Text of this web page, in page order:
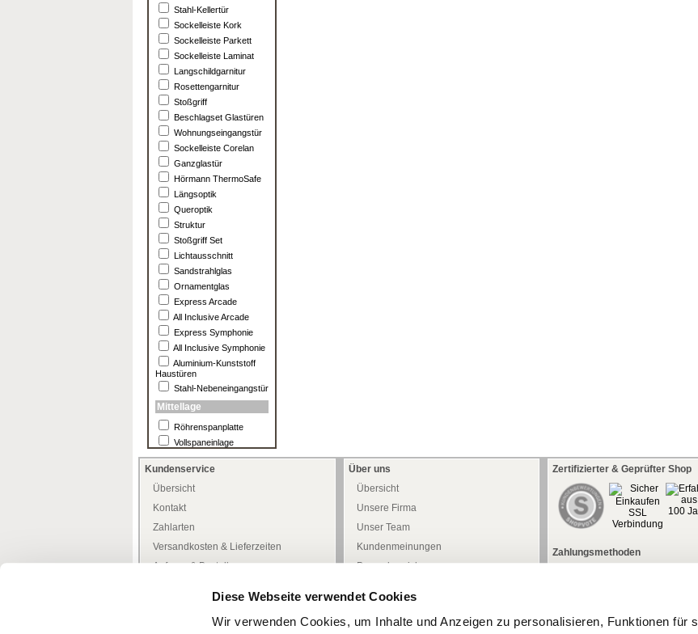
Diese Webseite verwendet Cookies
Wir verwenden Cookies, um Inhalte und Anzeigen zu personalisieren, Funktionen für
Stahl-Kellertür
Sockelleiste Kork
Sockelleiste Parkett
Sockelleiste Laminat
Langschildgarnitur
Rosettengarnitur
Stoßgriff
Beschlagset Glastüren
Wohnungseingangstür
Sockelleiste Corelan
Ganzglastür
Hörmann ThermoSafe
Längsoptik
Queroptik
Struktur
Stoßgriff Set
Lichtausschnitt
Sandstrahlglas
Ornamentglas
Express Arcade
All Inclusive Arcade
Express Symphonie
All Inclusive Symphonie
Aluminium-Kunststoff
Haustüren
Stahl-Nebeneingangstür
Mittellage
Röhrenspanplatte
Vollspaneinlage
Kundenservice
Übersicht
Kontakt
Zahlarten
Versandkosten & Lieferzeiten
Anfrage & Bestellung
Freiwilliges Rückgaberecht
Über uns
Übersicht
Unsere Firma
Unser Team
Kundenmeinungen
Pressebereich
Widerrufsrecht
Zertifizierter & Geprüfter Shop
Zahlungsmethoden